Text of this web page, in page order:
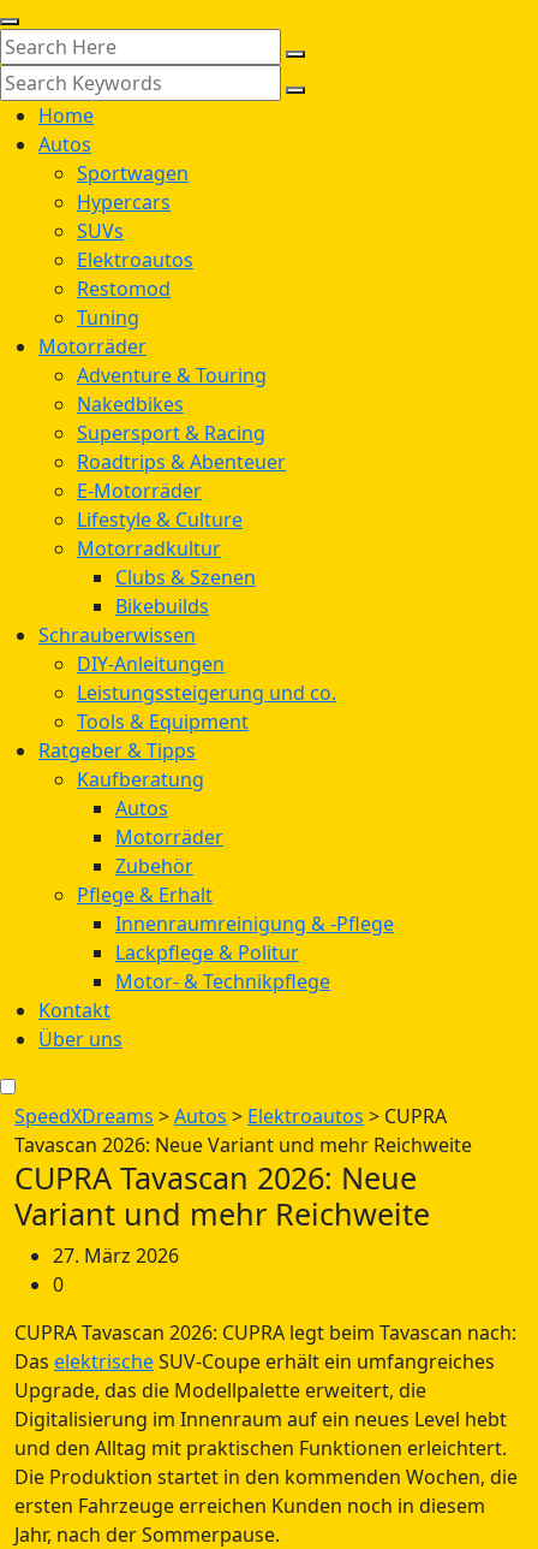
Home
Autos
Sportwagen
Hypercars
SUVs
Elektroautos
Restomod
Tuning
Motorräder
Adventure & Touring
Nakedbikes
Supersport & Racing
Roadtrips & Abenteuer
E-Motorräder
Lifestyle & Culture
Motorradkultur
Clubs & Szenen
Bikebuilds
Schrauberwissen
DIY-Anleitungen
Leistungssteigerung und co.
Tools & Equipment
Ratgeber & Tipps
Kaufberatung
Autos
Motorräder
Zubehör
Pflege & Erhalt
Innenraumreinigung & -Pflege
Lackpflege & Politur
Motor- & Technikpflege
Kontakt
Über uns
SpeedXDreams >Autos > Elektroautos > CUPRA
Tavascan 2026: Neue Variant und mehr Reichweite
CUPRA Tavascan 2026: Neue
Variant und mehr Reichweite
27. März 2026
0
CUPRA Tavascan 2026: CUPRA legt beim Tavascan nach:
Das elektrischeSUV-Coupe erhält ein umfangreiches
Upgrade, das die Modellpalette erweitert, die
Digitalisierung im Innenraum auf ein neues Level hebt
und den Alltag mit praktischen Funktionen erleichtert.
Die Produktion startet in den kommenden Wochen, die
ersten Fahrzeuge erreichen Kunden noch in diesem
Jahr, nach der Sommerpause.